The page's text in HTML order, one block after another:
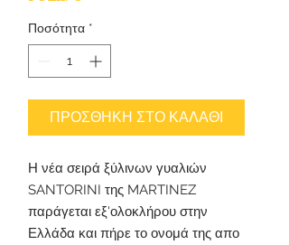
Ποσότητα *
ΠΡΟΣΘΗΚΗ ΣΤΟ ΚΑΛΑΘΙ
Η νέα σειρά ξύλινων γυαλιών
SANTORINI της MARTINEZ
παράγεται εξ'ολοκλήρου στην
Ελλάδα και πήρε το ονομά της απο